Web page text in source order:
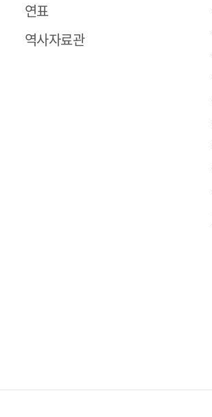
연표
역사자료관